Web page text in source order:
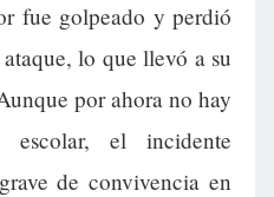
fue golpeado y perdió
lo que llevó a su
por ahora no hay
escolar, el incidente
de convivencia en